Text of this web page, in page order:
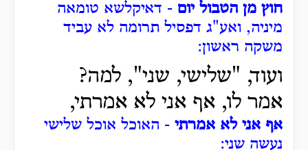
חוץ מן הטבול יום - דאיקלשא טומאה
מיניה, ואע"ג דפסיל תרומה לא עביד
משקה ראשון:
ועוד, "שלישי, שני", למה?
אמר לו, אף אני לא אמרתי,
אף אני לא אמרתי - האוכל אוכל שלישי
נעשה שני: